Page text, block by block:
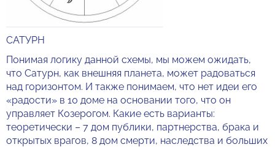
САТУРН
Понимая логику данной схемы, мы можем ожидать,
что Сатурн, как внешняя планета, может радоваться
над горизонтом. И также понимаем, что нет идеи его
«радости» в 10 доме на основании того, что он
управляет Козерогом. Какие есть варианты:
теоретически – 7 дом публики, партнерства, брака и
открытых врагов, 8 дом смерти, наследства и больших